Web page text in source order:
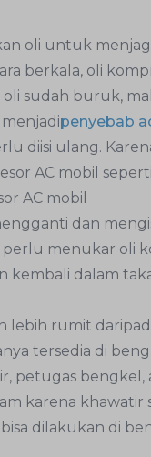
oli untuk
berkala, oli
sudah buruk,
penyebab
diisi ulang.
AC mobil
AC mobil
dan
menukar oli
kembali dalam
lebih rumit
tersedia di
petugas
karena
dilakukan di